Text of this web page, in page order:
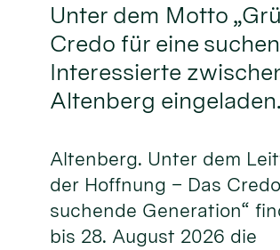
Unter dem Motto
Credo für eine
Interessierte
Altenberg eingeladen.
Altenberg. Unter dem
der Hoffnung – Das
suchende Generation“
bis 28. August 2026 die